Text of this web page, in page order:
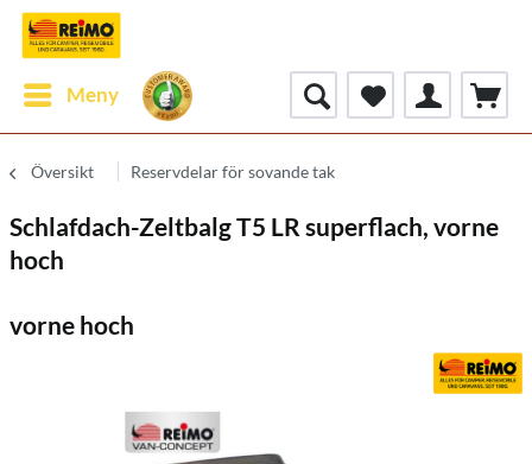
Meny
Översikt Reservdelar för sovande tak
Schlafdach-Zeltbalg T5 LR superflach, vorne
hoch
vorne hoch